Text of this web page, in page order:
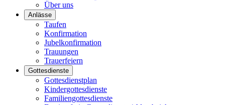
Über uns
Anlässe
Taufen
Konfirmation
Jubelkonfirmation
Trauungen
Trauerfeiern
Gottesdienste
Gottesdienstplan
Kindergottesdienste
Familiengottesdienste